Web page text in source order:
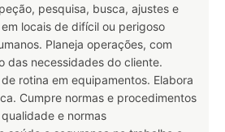
pesquisa, busca, ajustes e
locais de difícil ou perigoso
Planeja operações, com
das necessidades do cliente.
rotina em equipamentos. Elabora
Cumpre normas e procedimentos
e normas